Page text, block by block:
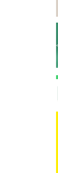
زمر آیه 18)